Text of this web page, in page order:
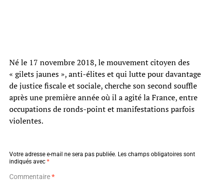
Né le 17 novembre 2018, le mouvement citoyen des
« gilets jaunes », anti-élites et qui lutte pour davantage
de justice fiscale et sociale, cherche son second souffle
après une première année où il a agité la France, entre
occupations de ronds-point et manifestations parfois
violentes.
Votre adresse e-mail ne sera pas publiée. Les champs obligatoires sont
indiqués avec *
Commentaire*